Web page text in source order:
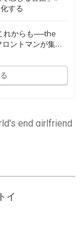
する
れからも──the
ントマンが集う
end girlfriend
イ